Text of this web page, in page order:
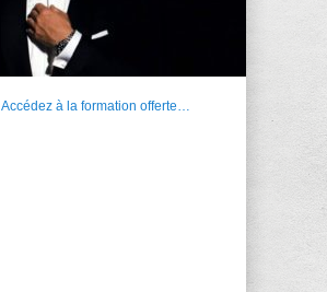
Accédez à la formation offerte…